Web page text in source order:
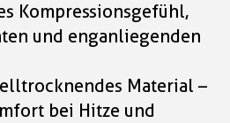
Kompressionsgefühl,
und enganliegenden
Material –
bei Hitze und